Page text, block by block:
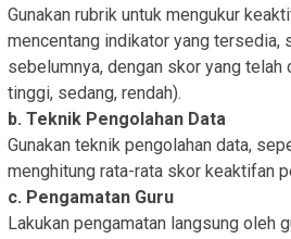
Gunakan rubrik untuk mengukur
mencentang indikator yang tersedia,
sebelumnya, dengan skor yang
tinggi, sedang, rendah).
b. Teknik Pengolahan Data
Gunakan teknik pengolahan data,
menghitung rata-rata skor keaktifan
c. Pengamatan Guru
Lakukan pengamatan langsung oleh